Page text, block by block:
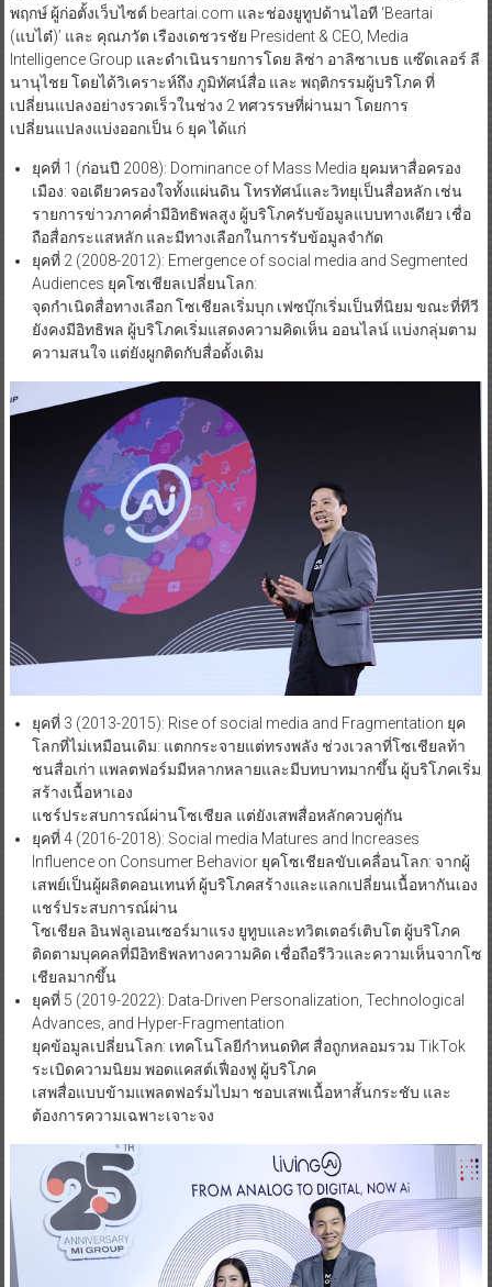
พฤกษ์ ผู้ก่อตั้งเว็บไซต์ beartai.com และช่องยูทูปด้านไอที ‘Beartai
(แบไต๋)’ และ คุณภวัต เรืองเดชวรชัย President & CEO, Media
Intelligence Group และดำเนินรายการโดย ลิซ่า อาลิซาเบธ แซ๊ดเลอร์ ลี
นานุไชย โดยได้วิเคราะห์ถึง ภูมิทัศน์สื่อ และ พฤติกรรมผู้บริโภค ที่
เปลี่ยนแปลงอย่างรวดเร็วในช่วง 2 ทศวรรษที่ผ่านมา โดยการ
เปลี่ยนแปลงแบ่งออกเป็น 6 ยุค ได้แก่
ยุคที่ 1 (ก่อนปี 2008): Dominance of Mass Media ยุคมหาสื่อครอง
เมือง: จอเดียวครองใจทั้งแผ่นดิน โทรทัศน์และวิทยุเป็นสื่อหลัก เช่น
รายการข่าวภาคค่ำมีอิทธิพลสูง ผู้บริโภครับข้อมูลแบบทางเดียว เชื่อ
ถือสื่อกระแสหลัก และมีทางเลือกในการรับข้อมูลจำกัด
ยุคที่ 2 (2008-2012): Emergence of social media and Segmented
Audiences ยุคโซเชียลเปลี่ยนโลก:
จุดกำเนิดสื่อทางเลือก โซเชียลเริ่มบุก เฟซบุ๊กเริ่มเป็นที่นิยม ขณะที่ทีวี
ยังคงมีอิทธิพล ผู้บริโภคเริ่มแสดงความคิดเห็น ออนไลน์ แบ่งกลุ่มตาม
ความสนใจ แต่ยังผูกติดกับสื่อดั้งเดิม
ยุคที่ 3 (2013-2015): Rise of social media and Fragmentation ยุค
โลกที่ไม่เหมือนเดิม: แตกกระจายแต่ทรงพลัง ช่วงเวลาที่โซเชียลท้า
ชนสื่อเก่า แพลตฟอร์มมีหลากหลายและมีบทบาทมากขึ้น ผู้บริโภคเริ่ม
สร้างเนื้อหาเอง
แชร์ประสบการณ์ผ่านโซเชียล แต่ยังเสพสื่อหลักควบคู่กัน
ยุคที่ 4 (2016-2018): Social media Matures and Increases
Influence on Consumer Behavior ยุคโซเชียลขับเคลื่อนโลก: จากผู้
เสพย์เป็นผู้ผลิตคอนเทนท์ ผู้บริโภคสร้างและแลกเปลี่ยนเนื้อหากันเอง
แชร์ประสบการณ์ผ่าน
โซเชียล อินฟลูเอนเซอร์มาแรง ยูทูบและทวิตเตอร์เติบโต ผู้บริโภค
ติดตามบุคคลที่มีอิทธิพลทางความคิด เชื่อถือรีวิวและความเห็นจากโซ
เชียลมากขึ้น
ยุคที่ 5 (2019-2022): Data-Driven Personalization, Technological
Advances, and Hyper-Fragmentation
ยุคข้อมูลเปลี่ยนโลก: เทคโนโลยีกำหนดทิศ สื่อถูกหลอมรวม TikTok
ระเบิดความนิยม พอดแคสต์เฟื่องฟู ผู้บริโภค
เสพสื่อแบบข้ามแพลตฟอร์มไปมา ชอบเสพเนื้อหาสั้นกระชับ และ
ต้องการความเฉพาะเจาะจง